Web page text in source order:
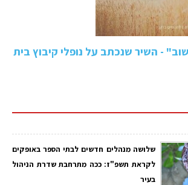
- השיר שנכתב על נופלי קיבוץ בית
שלושה מנהלים חדשים לבתי הספר באופקים
לקראת תשפ"ז: ככה מתרחבת שדרת הניהול
בעיר